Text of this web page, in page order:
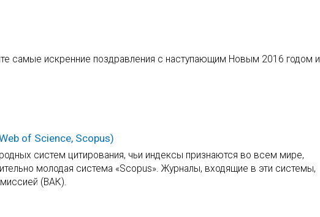
самые искренние поздравления с наступающим Новым 2016 годом и
of Science, Scopus)
систем цитирования, чьи индексы признаются во всем мире,
молодая система «Scopus». Журналы, входящие в эти системы,
(ВАК).